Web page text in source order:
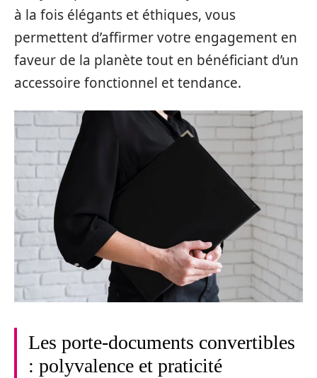
à la fois élégants et éthiques, vous
permettent d’affirmer votre engagement en
faveur de la planète tout en bénéficiant d’un
accessoire fonctionnel et tendance.
Les porte-documents convertibles
: polyvalence et praticité